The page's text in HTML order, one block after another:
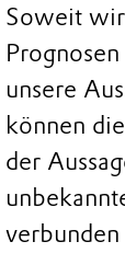
Soweit
unsere
können
der